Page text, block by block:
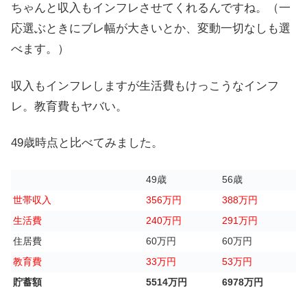
ちゃんと収入もインフレさせてくれるんですね。（一
応選ぶときにブレ幅が大きいとか、変動一切なしも選
べます。）
収入もインフレしますが生活費もけっこうなインフ
レ。教育費もヤバい。
49歳時点と比べてみました。
49歳
56歳
世帯収入
356万円
388万円
生活費
240万円
291万円
住居費
60万円
60万円
教育費
33万円
53万円
貯蓄額
5514万円 6978万円